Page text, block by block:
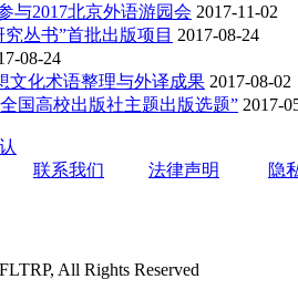
2017北京外语游园会 2017-11-02
丛书”首批出版项目 2017-08-24
08-24
文化术语整理与外译成果 2017-08-02
国高校出版社主题出版选题” 2017-
联系我们 法律声明 隐
All Rights Reserved